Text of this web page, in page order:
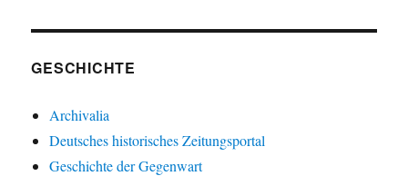
GESCHICHTE
Archivalia
Deutsches historisches Zeitungsportal
Geschichte der Gegenwart